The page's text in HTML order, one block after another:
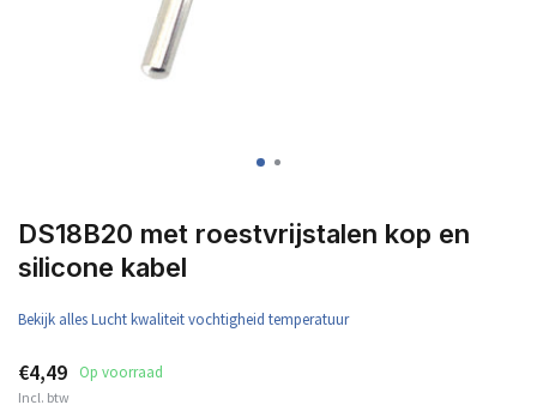
DS18B20 met roestvrijstalen kop en
silicone kabel
Bekijk alles Lucht kwaliteit vochtigheid temperatuur
€4,49 Op voorraad
Incl. btw